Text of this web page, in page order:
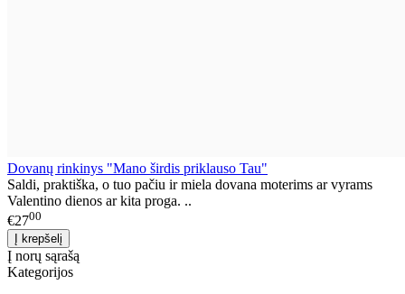
Dovanų rinkinys "Mano širdis priklauso Tau"
Saldi, praktiška, o tuo pačiu ir miela dovana moterims ar vyrams
Valentino dienos ar kita proga. ..
€2700
Į norų sąrašą
Kategorijos